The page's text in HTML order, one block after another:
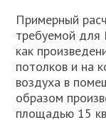
Примерный
требуемой для
как
потолков и на
воздуха в
образом
площадью 15